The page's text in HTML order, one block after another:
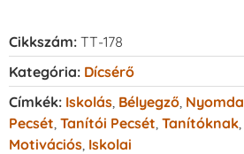
Cikkszám: TT-178
Kategória: Dícsérő
Címkék: Iskolás Bélyegző Nyomda
Pecsét Tanítói Pecsét Tanítóknak
Motivációs Iskolai